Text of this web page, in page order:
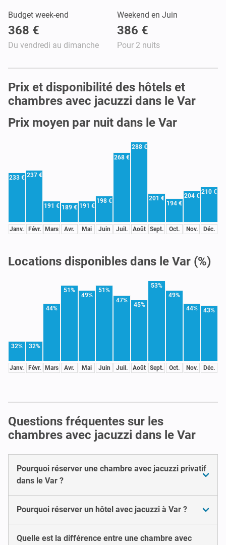
Budget week-end
368 €
Du vendredi au dimanche
Weekend en Juin
386 €
Pour 2 nuits
Prix et disponibilité des hôtels et
chambres avec jacuzzi dans le Var
Prix moyen par nuit dans le Var
233 €
Janv.
237 €
Févr.
191 €
Mars
189 €
Avr.
191 €
Mai
198 €
Juin
268 €
Juil.
288 €
Août
201 €
Sept.
194 €
Oct.
204 €
Nov.
210 €
Déc.
Locations disponibles dans le Var (%)
32%
Janv.
32%
Févr.
44%
Mars
51%
Avr.
49%
Mai
51%
Juin
47%
Juil.
45%
Août
53%
Sept.
49%
Oct.
44%
Nov.
43%
Déc.
Questions fréquentes sur les
chambres avec jacuzzi dans le Var
Pourquoi réserver une chambre avec jacuzzi privatif
dans le Var ?
Pourquoi réserver un hôtel avec jacuzzi à Var ?
Quelle est la différence entre une chambre avec